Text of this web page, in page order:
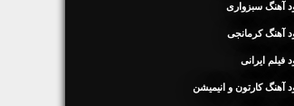
آهنگ سبزواری
آهنگ کرمانجی
فیلم ایرانی
آهنگ کارتون و انیمیشن